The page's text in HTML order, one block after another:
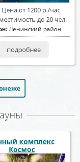
Ценаот 1200 р./час
до 20 чел.
Ленинский район
подробнее
«Диана»